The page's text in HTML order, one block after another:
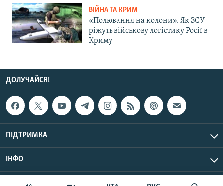
ВІЙНА ТА КРИМ
«Полювання на колони». Як ЗСУ
ріжуть військову логістику Росії в
Криму
ДОЛУЧАЙСЯ!
ПІДТРИМКА
ІНФО